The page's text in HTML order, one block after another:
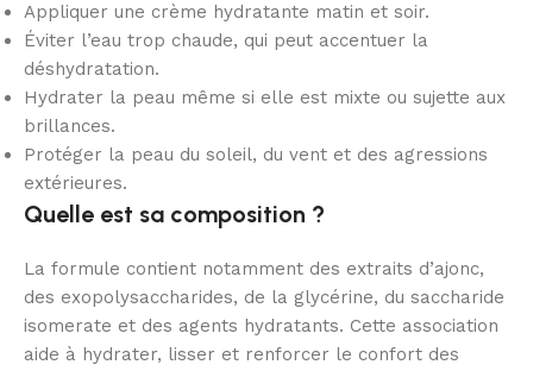
Appliquer une crème hydratante matin et soir.
Éviter l’eau trop chaude, qui peut accentuer la
déshydratation.
Hydrater la peau même si elle est mixte ou sujette aux
brillances.
Protéger la peau du soleil, du vent et des agressions
extérieures.
Quelle est sa composition ?
La formule contient notamment des extraits d’ajonc,
des exopolysaccharides, de la glycérine, du saccharide
isomerate et des agents hydratants. Cette association
aide à hydrater, lisser et renforcer le confort des